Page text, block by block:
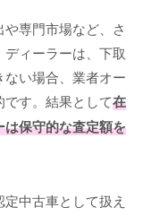
専門市場など、さ
ィーラーは、下取
い場合、業者オー
す。結果として在
保守的な査定額を
中古車として扱え